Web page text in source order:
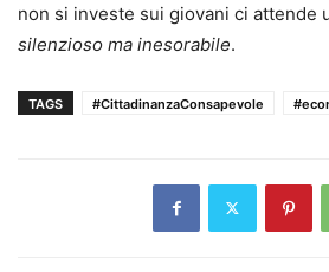
non si investe sui giovani ci attende
silenzioso ma inesorabile.
TAGS #CittadinanzaConsapevole